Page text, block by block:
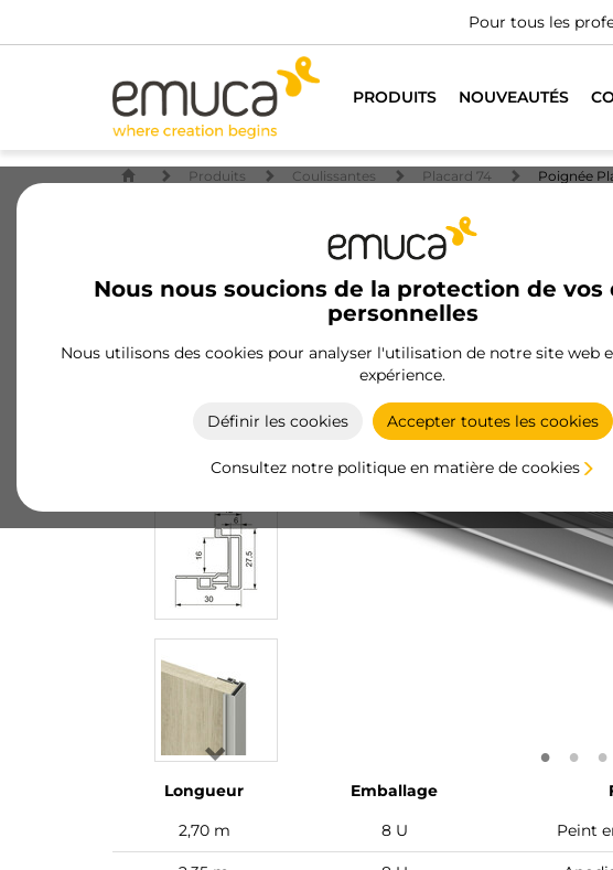
Pour tous les
PRODUITS NOUVEAUTÉS
Nous nous soucions de la protection de vos
personnelles
Nous utilisons des cookies pour analyser l'utilisation de notre site web
expérience.
Définir les cookies Accepter toutes les cookies
Consultez notre politique en matière de cookies
Produits Coulissantes Placard 74 Poignée
Longueur Emballage
2,70 m
8 U Peint